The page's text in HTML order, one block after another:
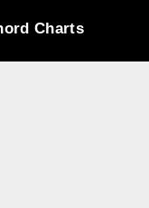
Charts